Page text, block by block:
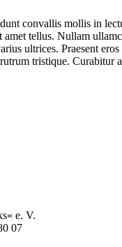
convallis mollis in
tellus. Nullam
ultrices. Praesent
tristique. Curabitur
e. V.
07